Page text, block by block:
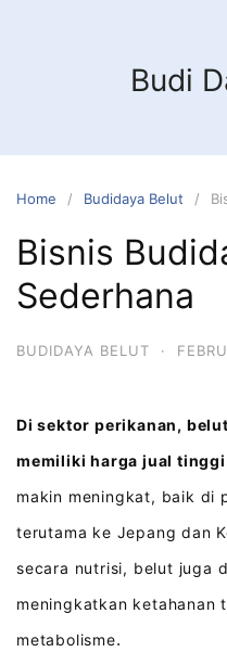
Budi
Home Budidaya Belut
Bisnis
Sederhana
BUDIDAYA BELUT ·
Di sektor perikanan,
memiliki harga jual
makin meningkat, baik di
terutama ke Jepang dan
secara nutrisi, belut juga
meningkatkan ketahanan
metabolisme.